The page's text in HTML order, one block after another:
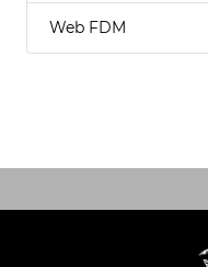
Web FDM